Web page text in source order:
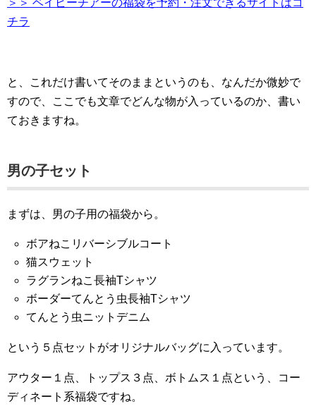
＞＞ ベイビーチアーの福袋を予約・注文できるサイトはコ
チラ
と、これだけ書いてそのままというのも、なんだか微妙で
すので、ここでも文章でどんな物が入っているのか、書い
ておきますね。
男の子セット
まずは、男の子用の福袋から。
ボアねこリバーシブルコート
猫スウェット
ラグランねこ長袖Tシャツ
ボーダーてんとう虫長袖Tシャツ
てんとう虫ニットデニム
という５点セットがオリジナルバッグに入っています。
アウター１点、トップス３点、ボトムス１点という、コー
ディネート系福袋ですね。